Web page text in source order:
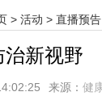
> 活动 > 直播预告
新视野
来源： 健